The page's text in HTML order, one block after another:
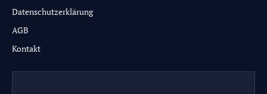
Datenschutzerklärung
AGB
Kontakt